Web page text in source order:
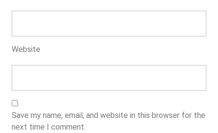
Website
Save my name, email, and website in this browser for the
next time I comment.